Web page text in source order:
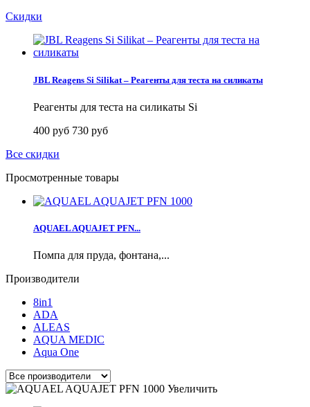
Скидки
JBL Reagens Si Silikat – Реагенты для теста на силикаты
Реагенты для теста на силикаты Si
400 руб 730 руб
Все скидки
Просмотренные товары
AQUAEL AQUAJET PFN...
Помпа для пруда, фонтана,...
Производители
8in1
ADA
ALEAS
AQUA MEDIC
Aqua One
Увеличить